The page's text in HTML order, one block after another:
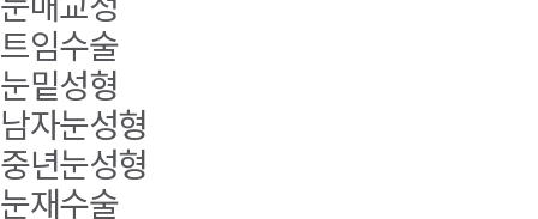
트임수술
눈밑성형
남자눈성형
중년눈성형
눈재수술